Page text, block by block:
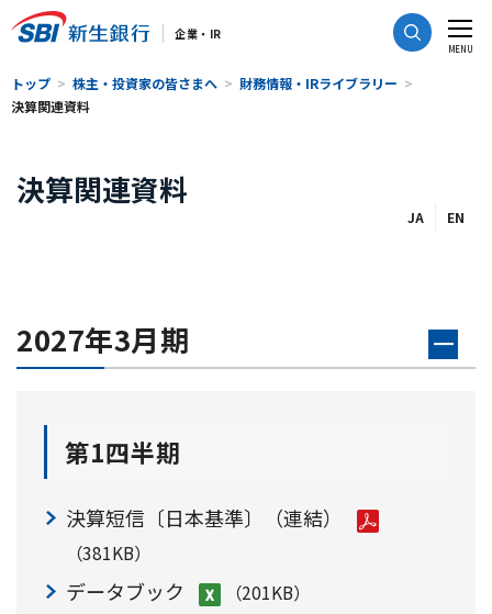
CLOSE
MENU
トップ 株主・投資家の皆さまへ
財務情報・IRライブラリー
決算関連資料
決算関連資料
JA EN
2027年3月期
第1四半期
決算短信〔日本基準〕（連結）
（381KB）
データブック （201KB）
企業・IR